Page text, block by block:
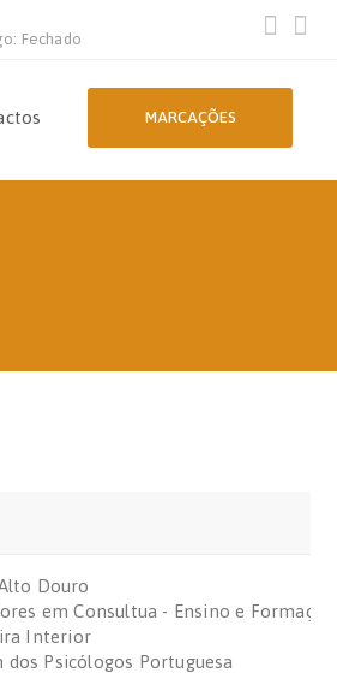
Fechado
MARCAÇÕES
Douro
em Consultua - Ensino e
Interior
Psicólogos Portuguesa